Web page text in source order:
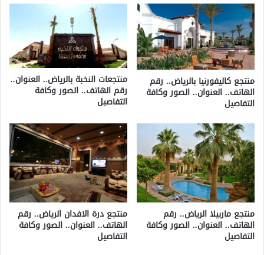
منتجع كاليفورنيا بالرياض.. رقم
الهاتف.. العنوان.. الصور وكافة
التفاصيل
منتجعات النخبة بالرياض.. العنوان..
رقم الهاتف.. الصور وكافة
التفاصيل
منتجع ماربيلا الرياض.. رقم
الهاتف.. العنوان.. الصور وكافة
التفاصيل
منتجع درة الافدان الرياض.. رقم
الهاتف.. العنوان.. الصور وكافة
التفاصيل